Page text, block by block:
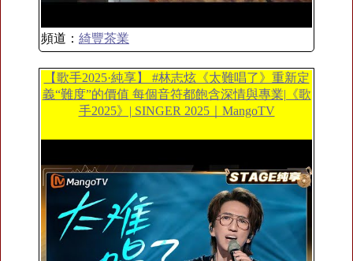
頻道： 綺豐茶業
【歌手2025·純享】 #林志炫《太難唱了》重新定
義“難度”的價值 每個音符都飽含深情與專業|《歌
手2025》| SINGER 2025｜MangoTV